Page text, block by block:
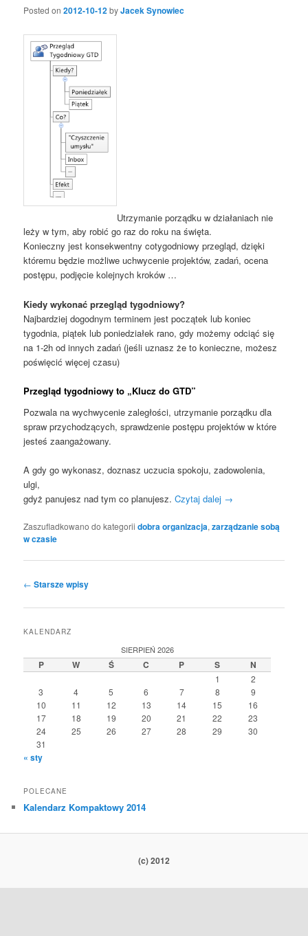
Posted on2012-10-12byJacek Synowiec
Utrzymanie porządku w działaniach nie
leży w tym, aby robić go raz do roku na święta.
Konieczny jest konsekwentny cotygodniowy przegląd, dzięki
któremu będzie możliwe uchwycenie projektów, zadań, ocena
postępu, podjęcie kolejnych kroków …
Kiedy wykonać przegląd tygodniowy?
Najbardziej dogodnym terminem jest początek lub koniec
tygodnia, piątek lub poniedziałek rano, gdy możemy odciąć się
na 1-2h od innych zadań (jeśli uznasz że to konieczne, możesz
poświęcić więcej czasu)
Przegląd tygodniowy to „Klucz do GTD”
Pozwala na wychwycenie zaległości, utrzymanie porządku dla
spraw przychodzących, sprawdzenie postępu projektów w które
jesteś zaangażowany.
A gdy go wykonasz, doznasz uczucia spokoju, zadowolenia,
ulgi,
gdyż panujesz nad tym co planujesz.Czytaj dalej →
Zaszufladkowano do kategorii dobra organizacja,zarządzanie sobą
w czasie
Nawigacja wpisu
← Starsze wpisy
KALENDARZ
SIERPIEŃ 2026
P W Ś C P S N
1
2
3
4 5 6 7 8
9
10
11 12 13 14 15
16
17
18 19 20 21 22
23
24
25 26 27 28 29
30
31
« sty
POLECANE
Kalendarz Kompaktowy 2014
(c) 2012